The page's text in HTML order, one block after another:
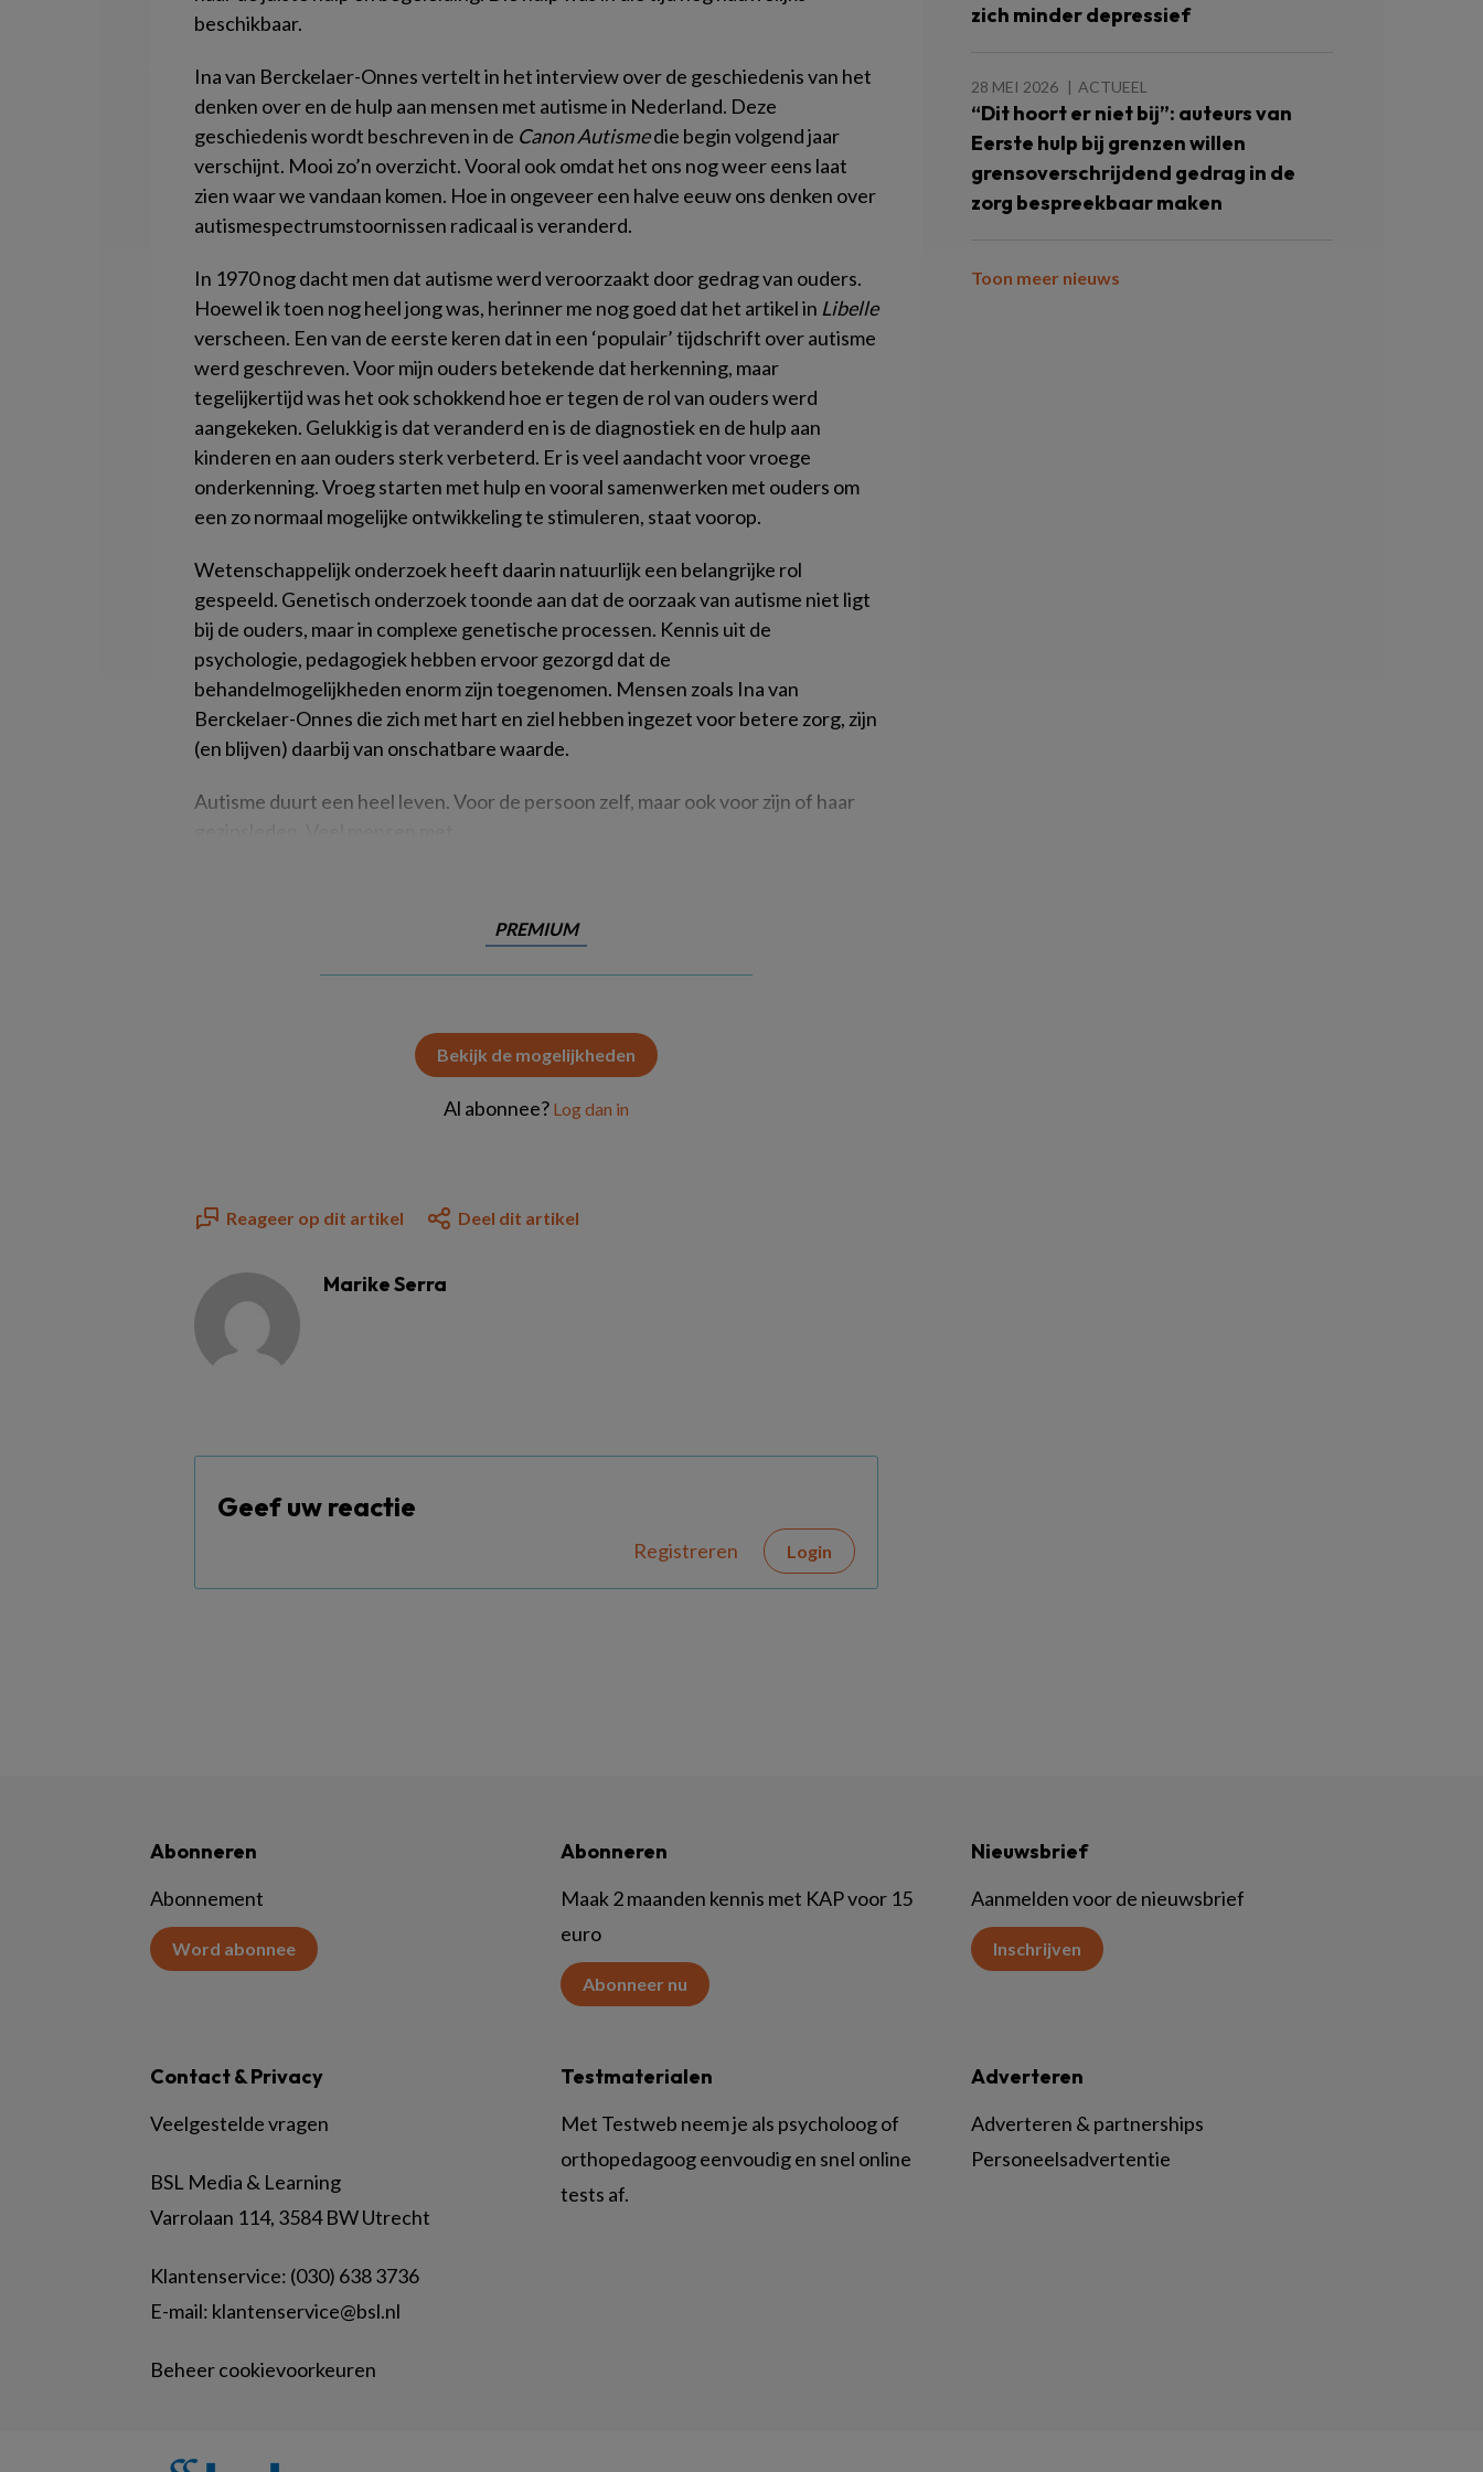
beschikbaar.
Ina van Berckelaer-Onnes vertelt in het interview over de geschiedenis van het
denken over en de hulp aan mensen met autisme in Nederland. Deze
geschiedenis wordt beschreven in de Canon Autismedie begin volgend jaar
verschijnt. Mooi zo’n overzicht. Vooral ook omdat het ons nog weer eens laat
zien waar we vandaan komen. Hoe in ongeveer een halve eeuw ons denken over
autismespectrumstoornissen radicaal is veranderd.
In 1970 nog dacht men dat autisme werd veroorzaakt door gedrag van ouders.
Hoewel ik toen nog heel jong was, herinner me nog goed dat het artikel in Libelle
verscheen. Een van de eerste keren dat in een ‘populair’ tijdschrift over autisme
werd geschreven. Voor mijn ouders betekende dat herkenning, maar
tegelijkertijd was het ook schokkend hoe er tegen de rol van ouders werd
aangekeken. Gelukkig is dat veranderd en is de diagnostiek en de hulp aan
kinderen en aan ouders sterk verbeterd. Er is veel aandacht voor vroege
onderkenning. Vroeg starten met hulp en vooral samenwerken met ouders om
een zo normaal mogelijke ontwikkeling te stimuleren, staat voorop.
Wetenschappelijk onderzoek heeft daarin natuurlijk een belangrijke rol
gespeeld. Genetisch onderzoek toonde aan dat de oorzaak van autisme niet ligt
bij de ouders, maar in complexe genetische processen. Kennis uit de
psychologie, pedagogiek hebben ervoor gezorgd dat de
behandelmogelijkheden enorm zijn toegenomen. Mensen zoals Ina van
Berckelaer-Onnes die zich met hart en ziel hebben ingezet voor betere zorg, zijn
(en blijven) daarbij van onschatbare waarde.
Autisme duurt een heel leven. Voor de persoon zelf, maar ook voor zijn of haar
PREMIUM
Bekijk de mogelijkheden
Al abonnee? Log dan in
Reageer op dit artikel Deel dit artikel
Marike Serra
Geef uw reactie
Registreren Login
zich minder depressief
28 MEI 2026 ACTUEEL
“Dit hoort er niet bij”: auteurs van
Eerste hulp bij grenzen willen
grensoverschrijdend gedrag in de
zorg bespreekbaar maken
Toon meer nieuws
Abonneren
Abonnement
Word abonnee
Abonneren
Maak 2 maanden kennis met KAP voor 15
euro
Abonneer nu
Nieuwsbrief
Aanmelden voor de nieuwsbrief
Inschrijven
Contact & Privacy
Veelgestelde vragen
BSL Media & Learning
Varrolaan 114, 3584 BW Utrecht
Klantenservice: (030) 638 3736
E-mail: klantenservice@bsl.nl
Beheer cookievoorkeuren
Testmaterialen
Met Testweb neem je als psycholoog of
orthopedagoog eenvoudig en snel online
tests af.
Adverteren
Adverteren & partnerships
Personeelsadvertentie